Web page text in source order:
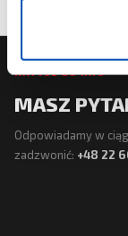
NAPISZ DO NAS
MASZ
Odpowiadamy w
zadzwonić: +48 22